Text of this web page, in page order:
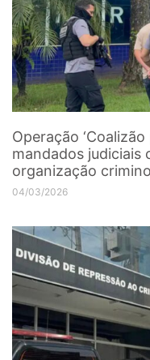
Operação
mandados
organização
04/03/2026